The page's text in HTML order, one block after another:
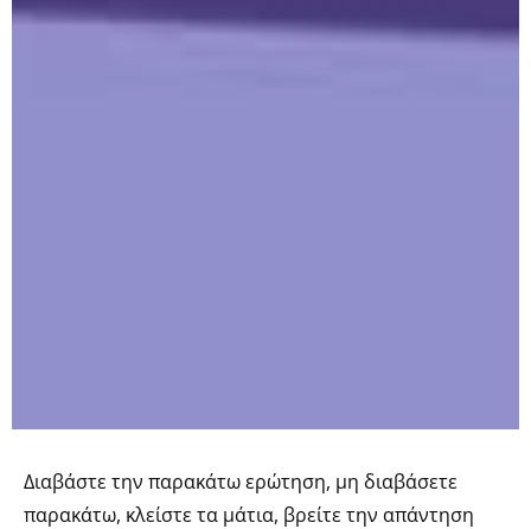
Διαβάστε την παρακάτω ερώτηση, μη διαβάσετε
παρακάτω, κλείστε τα μάτια, βρείτε την απάντηση